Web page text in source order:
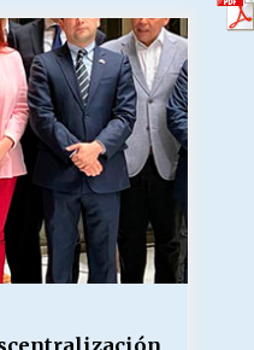
Escuela
Maipu.
25/06/2026
DESPIDOS
¿Asesores con